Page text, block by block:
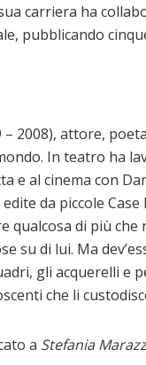
carriera ha
pubblicando
2008), attore,
In teatro ha
e al cinema con
da piccole
qualcosa di più
su di lui. Ma
gli acquerelli e
che li
a Stefania